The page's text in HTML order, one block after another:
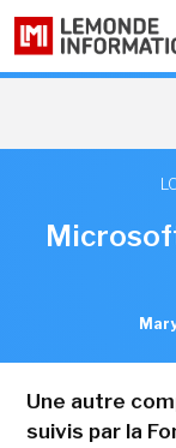
Une autre
suivis par la